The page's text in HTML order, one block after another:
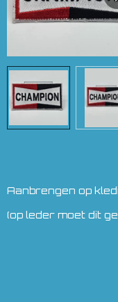
Aanbrengen op
(op leder moet dit